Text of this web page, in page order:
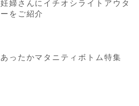
妊婦さんにイチオシライトアウタ
ーをご紹介
あったかマタニティボトム特集